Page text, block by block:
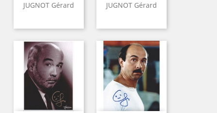
JUGNOT Gérard JUGNOT Gérard